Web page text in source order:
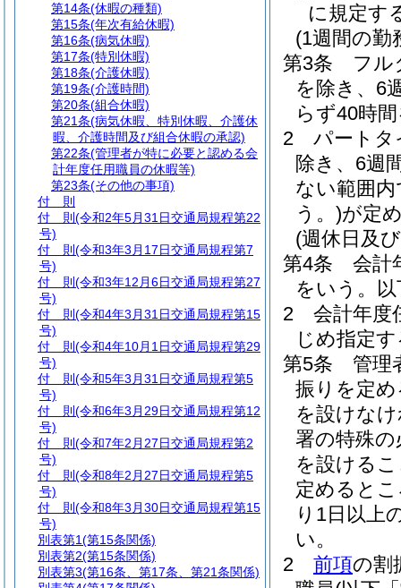
に規定す
(1週間の勤
第3条
フル
を除き、6
らず40時
2
パートタ
除き、6週
ない範囲
う。)が定
(週休日及
第4条
会計
をいう。
2
会計年度
じめ指定
第5条
管理
振りを定
を設けな
署の特殊
を設ける
定めると
り1日以上
い。
2
前項の割
第14条(休暇の種類)
第15条(年次有給休暇)
第16条(病気休暇)
第17条(特別休暇)
第18条(介護休暇)
第19条(介護時間)
第20条(組合休暇)
第21条(病気休暇、特別休暇、介護休
暇、介護時間及び組合休暇の承認)
第22条(管理者が特に必要と認める会
計年度任用職員の休暇等)
第23条(その他の事項)
付 則
付 則 (令和2年5月31日交通局規程第22
号)
付 則 (令和3年3月17日交通局規程第7
号)
付 則 (令和3年12月6日交通局規程第27
号)
付 則 (令和4年3月31日交通局規程第15
号)
付 則 (令和4年10月1日交通局規程第29
号)
付 則 (令和5年3月31日交通局規程第5
号)
付 則 (令和6年3月29日交通局規程第12
号)
付 則 (令和7年2月27日交通局規程第2
号)
付 則 (令和8年2月27日交通局規程第5
号)
付 則 (令和8年3月30日交通局規程第15
号)
別表第1(第15条関係)
別表第2(第15条関係)
別表第3(第16条、第17条、第21条関係)